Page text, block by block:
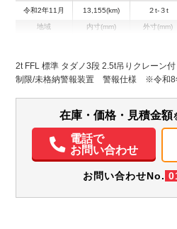
令和2年11月 13,155(km) ２t-３t
地域 内寸(mm)
H:380
外寸(mm)
H:2,490
装備情報
パワステ パワーウィンドウ ABS
電動格納ミラー
カーナビ TV ETC バッ
記録簿（一部含む）
取扱説明書（一部含む）
PMマフラー
2t FFL 標準 タダノ3段 2.5t吊りクレー
制限/未格納警報装置 警報仕様 ※令和8
穴左右3対/リア2ヶ所 リアアオリチェー
アルミ縞鋼板張り/上部枕木/上部左右工
在庫・価格・見積金額
電話で
お問い合わせ
お問い合わせNo.